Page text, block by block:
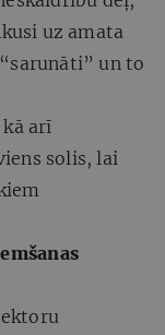
uz amata
un to
arī
solis, lai